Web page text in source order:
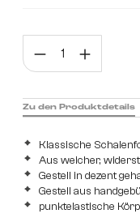
Klassische
Aus weicher,
Gestell in dezent
Gestell aus
punktelastische
Zu den Produktdetails